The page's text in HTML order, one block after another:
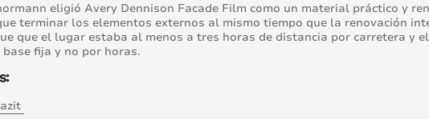
eligió Avery Dennison Facade Film como un material práctico y
terminar los elementos externos al mismo tiempo que la renovación
que el lugar estaba al menos a tres horas de distancia por carretera y
fija y no por horas.